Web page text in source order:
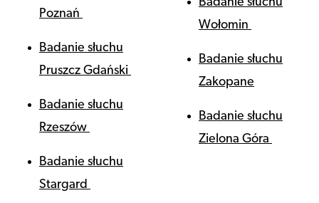
Poznań
Badanie słuchu
Pruszcz Gdański
Badanie słuchu
Rzeszów
Badanie słuchu
Stargard
Wołomin
Badanie słuchu
Zakopane
Badanie słuchu
Zielona Góra